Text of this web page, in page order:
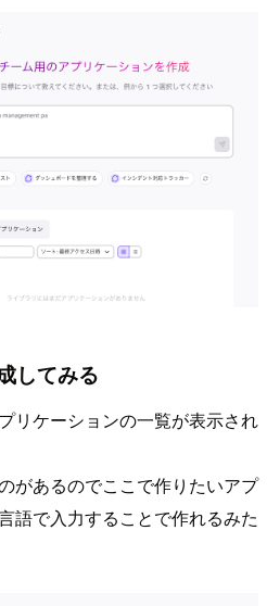
してみる
リケーションの一覧が表示され
があるのでここで作りたいアプ
語で入力することで作れるみた